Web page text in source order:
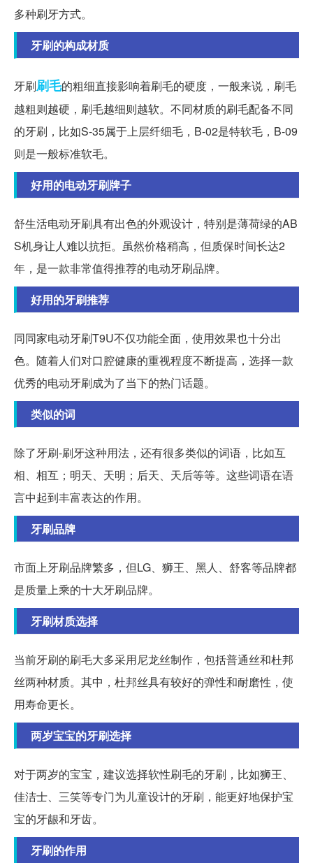
多种刷牙方式。
牙刷的构成材质
牙刷刷毛的粗细直接影响着刷毛的硬度，一般来说，刷毛
越粗则越硬，刷毛越细则越软。不同材质的刷毛配备不同
的牙刷，比如S-35属于上层纤细毛，B-02是特软毛，B-09
则是一般标准软毛。
好用的电动牙刷牌子
舒生活电动牙刷具有出色的外观设计，特别是薄荷绿的AB
S机身让人难以抗拒。虽然价格稍高，但质保时间长达2
年，是一款非常值得推荐的电动牙刷品牌。
好用的牙刷推荐
同同家电动牙刷T9U不仅功能全面，使用效果也十分出
色。随着人们对口腔健康的重视程度不断提高，选择一款
优秀的电动牙刷成为了当下的热门话题。
类似的词
除了牙刷-刷牙这种用法，还有很多类似的词语，比如互
相、相互；明天、天明；后天、天后等等。这些词语在语
言中起到丰富表达的作用。
牙刷品牌
市面上牙刷品牌繁多，但LG、狮王、黑人、舒客等品牌都
是质量上乘的十大牙刷品牌。
牙刷材质选择
当前牙刷的刷毛大多采用尼龙丝制作，包括普通丝和杜邦
丝两种材质。其中，杜邦丝具有较好的弹性和耐磨性，使
用寿命更长。
两岁宝宝的牙刷选择
对于两岁的宝宝，建议选择软性刷毛的牙刷，比如狮王、
佳洁士、三笑等专门为儿童设计的牙刷，能更好地保护宝
宝的牙龈和牙齿。
牙刷的作用